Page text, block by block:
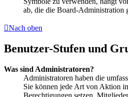
ab, die die Board-Administration
Nach oben
Benutzer-Stufen und
Was sind Administratoren?
Administratoren haben die
Sie können jede Art von Aktion